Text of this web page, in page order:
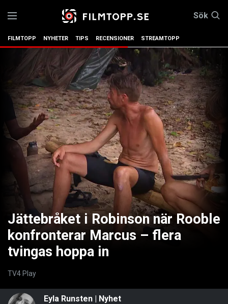
Sök
FILMTOPP NYHETER TIPS RECENSIONER STREAMTOPP
Jättebråket i Robinson när Rooble
konfronterar Marcus – flera
tvingas hoppa in
TV4 Play
Eyla Runsten | Nyhet